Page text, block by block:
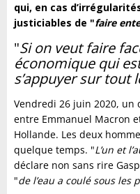
qui, en cas
justiciables de "faire
"Si on veut faire
économique qui
s’appuyer sur tout
Vendredi 26 juin 2020, un
entre Emmanuel Macron
Hollande. Les deux
quelque temps. "L’un et
déclare non sans rire
"de l’eau a coulé sous les